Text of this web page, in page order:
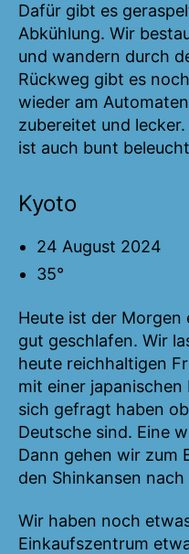
Dafür gibt es
Abkühlung. Wir
und wandern durch
Rückweg gibt es
wieder am
zubereitet und
ist auch bunt
Kyoto
24 August 2024
35°
Heute ist der Morgen
gut geschlafen. Wir
heute reichhaltigen
mit einer japanischen
sich gefragt haben
Deutsche sind. Eine
Dann gehen wir zum
den Shinkansen nach
Wir haben noch
Einkaufszentrum